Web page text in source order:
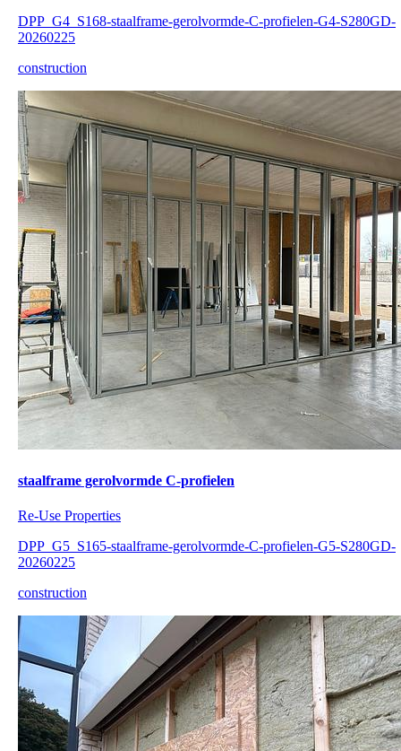
DPP_G4_S168-staalframe-gerolvormde-C-profielen-G4-S280GD-
20260225
construction
staalframe gerolvormde C-profielen
Re-Use Properties
DPP_G5_S165-staalframe-gerolvormde-C-profielen-G5-S280GD-
20260225
construction